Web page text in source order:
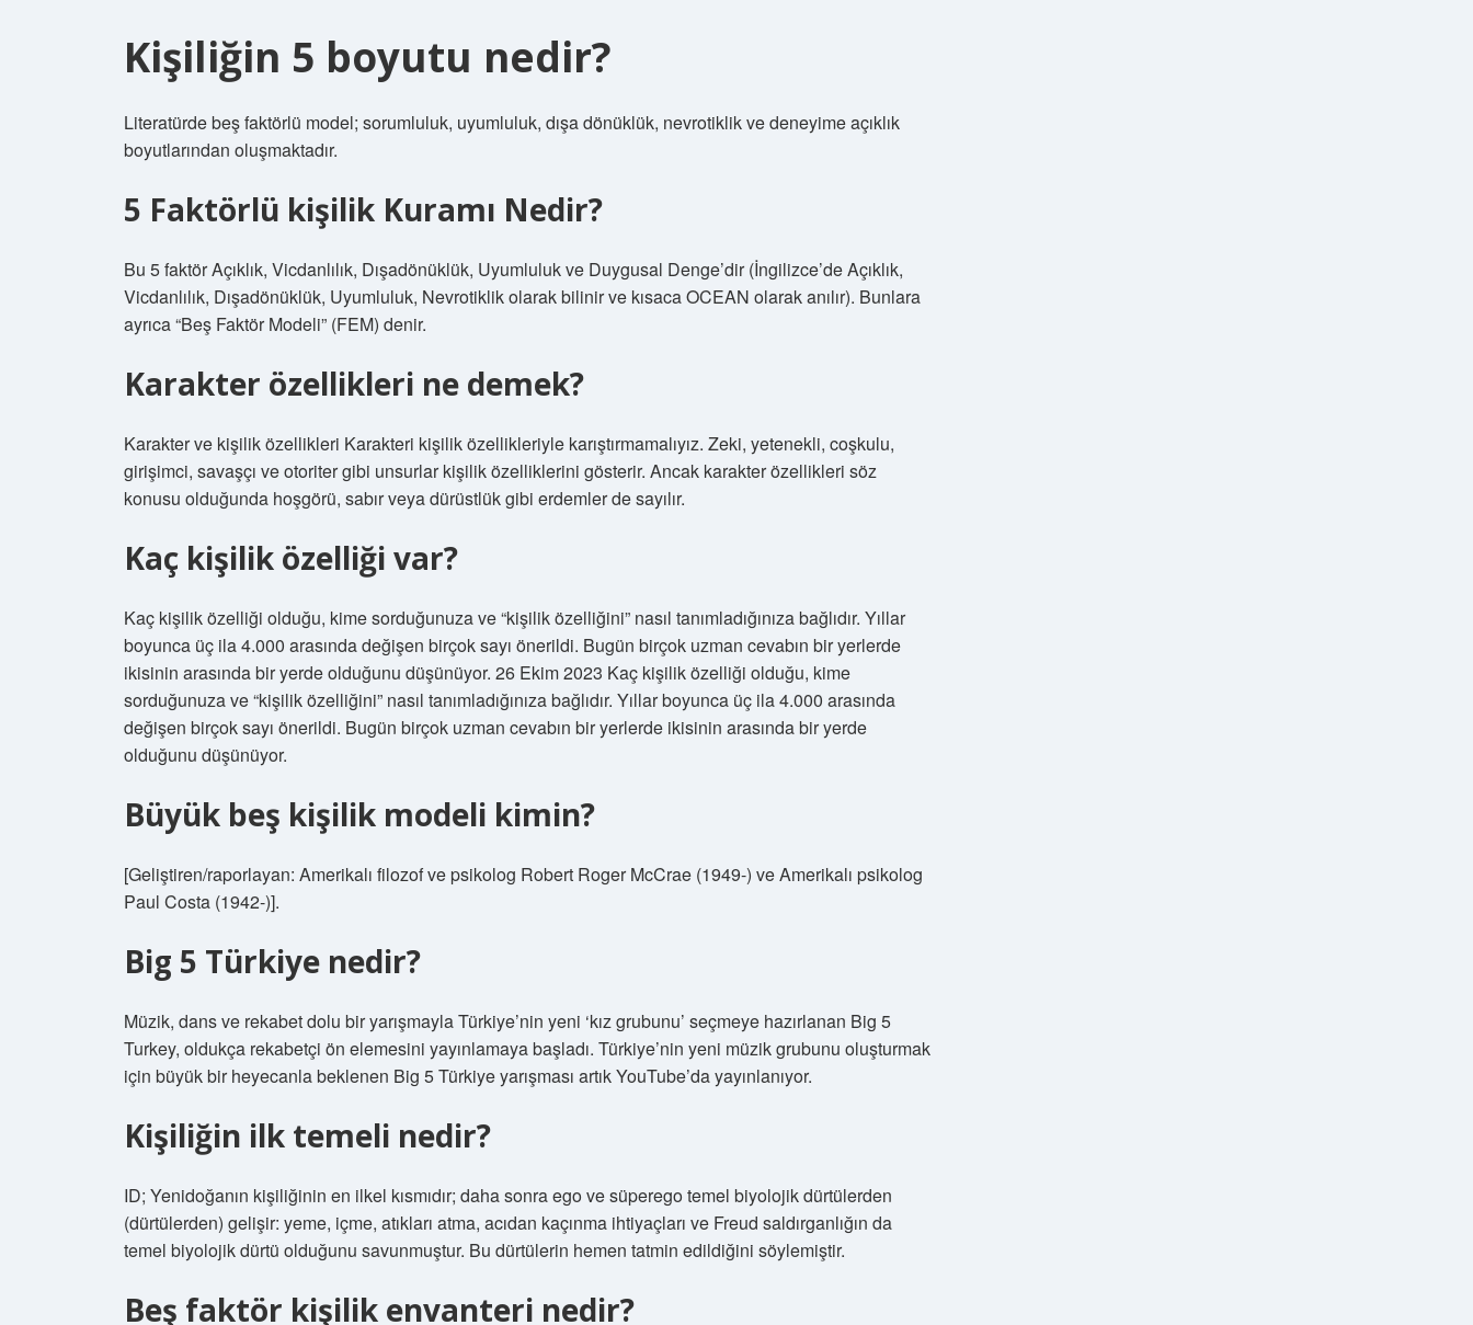
Kişiliğin 5 boyutu nedir?
Literatürde beş faktörlü model; sorumluluk, uyumluluk, dışa dönüklük, nevrotiklik ve deneyime açıklık
boyutlarından oluşmaktadır.
5 Faktörlü kişilik Kuramı Nedir?
Bu 5 faktör Açıklık, Vicdanlılık, Dışadönüklük, Uyumluluk ve Duygusal Denge’dir (İngilizce’de Açıklık,
Vicdanlılık, Dışadönüklük, Uyumluluk, Nevrotiklik olarak bilinir ve kısaca OCEAN olarak anılır). Bunlara
ayrıca “Beş Faktör Modeli” (FEM) denir.
Karakter özellikleri ne demek?
Karakter ve kişilik özellikleri Karakteri kişilik özellikleriyle karıştırmamalıyız. Zeki, yetenekli, coşkulu,
girişimci, savaşçı ve otoriter gibi unsurlar kişilik özelliklerini gösterir. Ancak karakter özellikleri söz
konusu olduğunda hoşgörü, sabır veya dürüstlük gibi erdemler de sayılır.
Kaç kişilik özelliği var?
Kaç kişilik özelliği olduğu, kime sorduğunuza ve “kişilik özelliğini” nasıl tanımladığınıza bağlıdır. Yıllar
boyunca üç ila 4.000 arasında değişen birçok sayı önerildi. Bugün birçok uzman cevabın bir yerlerde
ikisinin arasında bir yerde olduğunu düşünüyor. 26 Ekim 2023 Kaç kişilik özelliği olduğu, kime
sorduğunuza ve “kişilik özelliğini” nasıl tanımladığınıza bağlıdır. Yıllar boyunca üç ila 4.000 arasında
değişen birçok sayı önerildi. Bugün birçok uzman cevabın bir yerlerde ikisinin arasında bir yerde
olduğunu düşünüyor.
Büyük beş kişilik modeli kimin?
[Geliştiren/raporlayan: Amerikalı filozof ve psikolog Robert Roger McCrae (1949-) ve Amerikalı psikolog
Paul Costa (1942-)].
Big 5 Türkiye nedir?
Müzik, dans ve rekabet dolu bir yarışmayla Türkiye’nin yeni ‘kız grubunu’ seçmeye hazırlanan Big 5
Turkey, oldukça rekabetçi ön elemesini yayınlamaya başladı. Türkiye’nin yeni müzik grubunu oluşturmak
için büyük bir heyecanla beklenen Big 5 Türkiye yarışması artık YouTube’da yayınlanıyor.
Kişiliğin ilk temeli nedir?
ID; Yenidoğanın kişiliğinin en ilkel kısmıdır; daha sonra ego ve süperego temel biyolojik dürtülerden
(dürtülerden) gelişir: yeme, içme, atıkları atma, acıdan kaçınma ihtiyaçları ve Freud saldırganlığın da
temel biyolojik dürtü olduğunu savunmuştur. Bu dürtülerin hemen tatmin edildiğini söylemiştir.
Beş faktör kişilik envanteri nedir?